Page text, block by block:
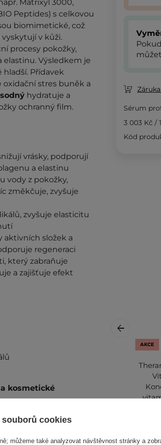
Matrixyl 3000,
Peptides) s celkovou
biomimetické, což
v kůži.
procesy pokožky,
Výsledkem je
Přídavek
oxidační stres buněk a
hydratuje a
ochranný film.
vrásky, podporují
a elastinu
vody z pokožky,
změkčuje, zvyšuje
zvyšuje elasticitu
aktivních složek a
regeneraci
který zabraňuje
a zajišťuje efekt
kosmetické
Sérum
3 003 Kč /
Kód
AKCE
cookies
můžeme také analyzovat návštěvnost stránky a